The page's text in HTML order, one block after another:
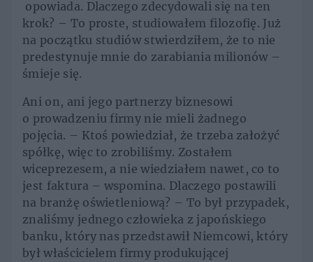
opowiada. Dlaczego zdecydowali się na ten
krok? – To proste, studiowałem filozofię. Już
na początku studiów stwierdziłem, że to nie
predestynuje mnie do zarabiania milionów –
śmieje się.
Ani on, ani jego partnerzy biznesowi
o prowadzeniu firmy nie mieli żadnego
pojęcia. – Ktoś powiedział, że trzeba założyć
spółkę, więc to zrobiliśmy. Zostałem
wiceprezesem, a nie wiedziałem nawet, co to
jest faktura – wspomina. Dlaczego postawili
na branżę oświetleniową? – To był przypadek,
znaliśmy jednego człowieka z japońskiego
banku, który nas przedstawił Niemcowi, który
był właścicielem firmy produkującej